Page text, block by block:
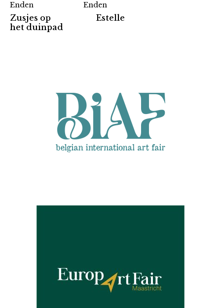
Enden
Zusjes op
het duinpad
Enden
Estelle
Partners